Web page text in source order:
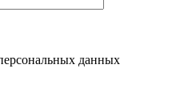
данных